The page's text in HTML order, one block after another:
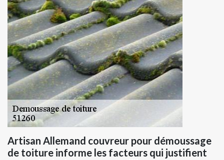
Artisan Allemand couvreur pour démoussage
de toiture informe les facteurs qui justifient